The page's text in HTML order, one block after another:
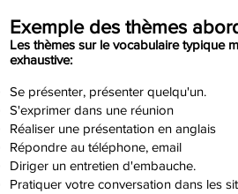
Exemple des thèmes
Les thèmes sur le vocabulaire typique
exhaustive:
Se présenter, présenter quelqu'un.
S'exprimer dans une réunion
Réaliser une présentation en anglais
Répondre au téléphone, email
Diriger un entretien d'embauche.
Pratiquer votre conversation dans les